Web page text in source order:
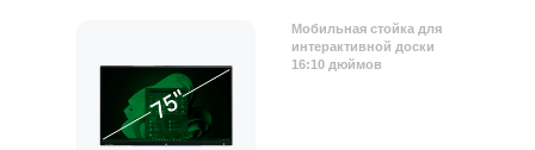
Мобильная стойка для
интерактивной доски
16:10 дюймов